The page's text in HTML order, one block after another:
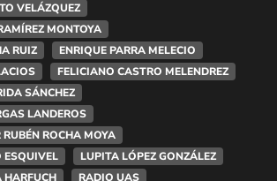
VELÁZQUEZ
MONTOYA
RUIZ
ENRIQUE PARRA MELECIO
FELICIANO CASTRO MELENDREZ
SÁNCHEZ
LANDEROS
ROCHA MOYA
ESQUIVEL
LUPITA LÓPEZ GONZÁLEZ
HARFUCH
RADIO UAS